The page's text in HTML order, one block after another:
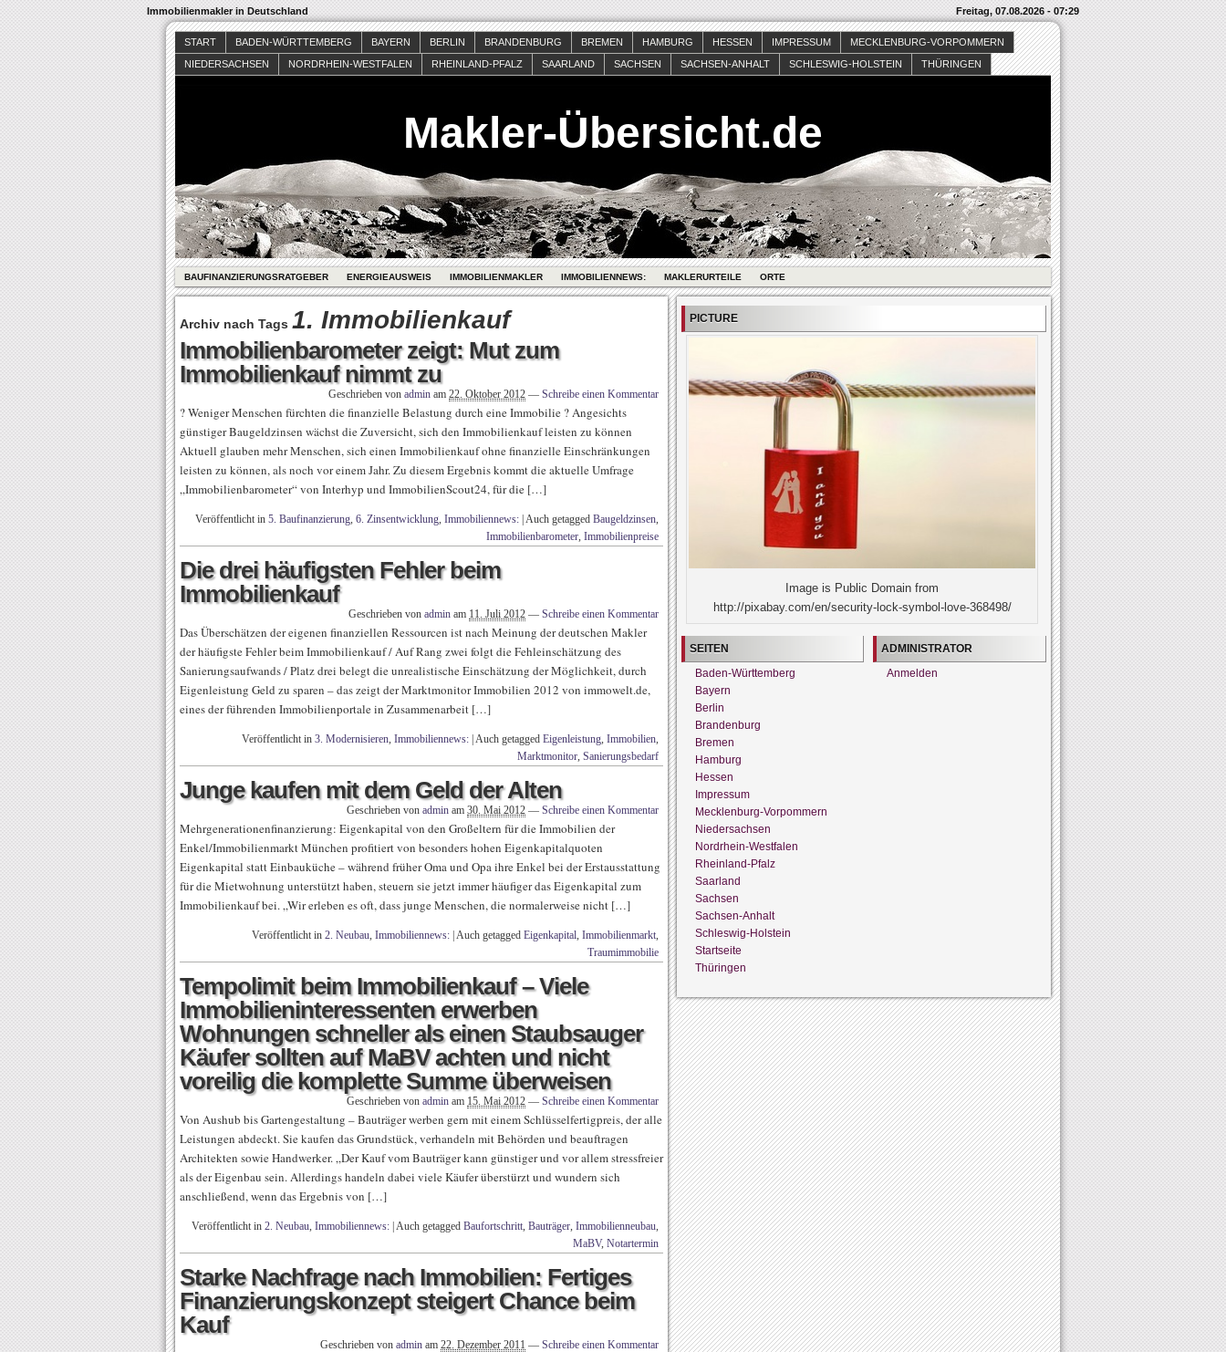
Immobilienmakler in Deutschland Freitag, 07.08.2026 - 07:29
START BADEN-WÜRTTEMBERG BAYERN BERLIN BRANDENBURG BREMEN HAMBURG HESSEN IMPRESSUM
MECKLENBURG-VORPOMMERN
NIEDERSACHSEN
NORDRHEIN-WESTFALEN RHEINLAND-PFALZ SAARLAND SACHSEN SACHSEN-ANHALT SCHLESWIG-HOLSTEIN THÜRINGEN
Makler-Übersicht.de
BAUFINANZIERUNGSRATGEBER ENERGIEAUSWEIS IMMOBILIENMAKLER IMMOBILIENNEWS: MAKLERURTEILE ORTE
Archiv nach Tags 1. Immobilienkauf
Immobilienbarometer zeigt: Mut zum
Immobilienkauf nimmt zu
Geschrieben von admin am 22. Oktober 2012 — Schreibe einen Kommentar
? Weniger Menschen fürchten die finanzielle Belastung durch eine Immobilie ? Angesichts
günstiger Baugeldzinsen wächst die Zuversicht, sich den Immobilienkauf leisten zu können
Aktuell glauben mehr Menschen, sich einen Immobilienkauf ohne finanzielle Einschränkungen
leisten zu können, als noch vor einem Jahr. Zu diesem Ergebnis kommt die aktuelle Umfrage
„Immobilienbarometer“ von Interhyp und ImmobilienScout24, für die […]
Veröffentlicht in 5. Baufinanzierung, 6. Zinsentwicklung, Immobiliennews: Auch getagged Baugeldzinsen,
Immobilienbarometer, Immobilienpreise
Die drei häufigsten Fehler beim
Immobilienkauf
Geschrieben von admin am 11. Juli 2012 — Schreibe einen Kommentar
Das Überschätzen der eigenen finanziellen Ressourcen ist nach Meinung der deutschen Makler
der häufigste Fehler beim Immobilienkauf / Auf Rang zwei folgt die Fehleinschätzung des
Sanierungsaufwands / Platz drei belegt die unrealistische Einschätzung der Möglichkeit, durch
Eigenleistung Geld zu sparen – das zeigt der Marktmonitor Immobilien 2012 von immowelt.de,
eines der führenden Immobilienportale in Zusammenarbeit […]
Veröffentlicht in 3. Modernisieren, Immobiliennews: Auch getagged Eigenleistung, Immobilien,
Marktmonitor, Sanierungsbedarf
Junge kaufen mit dem Geld der Alten
Geschrieben von admin am 30. Mai 2012 — Schreibe einen Kommentar
Mehrgenerationenfinanzierung: Eigenkapital von den Großeltern für die Immobilien der
Enkel/Immobilienmarkt München profitiert von besonders hohen Eigenkapitalquoten
Eigenkapital statt Einbauküche – während früher Oma und Opa ihre Enkel bei der Erstausstattung
für die Mietwohnung unterstützt haben, steuern sie jetzt immer häufiger das Eigenkapital zum
Immobilienkauf bei. „Wir erleben es oft, dass junge Menschen, die normalerweise nicht […]
Veröffentlicht in 2. Neubau, Immobiliennews: Auch getagged Eigenkapital, Immobilienmarkt,
Traumimmobilie
Tempolimit beim Immobilienkauf – Viele
Immobilieninteressenten erwerben
Wohnungen schneller als einen Staubsauger
Käufer sollten auf MaBV achten und nicht
voreilig die komplette Summe überweisen
Geschrieben von admin am 15. Mai 2012 — Schreibe einen Kommentar
Von Aushub bis Gartengestaltung – Bauträger werben gern mit einem Schlüsselfertigpreis, der alle
Leistungen abdeckt. Sie kaufen das Grundstück, verhandeln mit Behörden und beauftragen
Architekten sowie Handwerker. „Der Kauf vom Bauträger kann günstiger und vor allem stressfreier
als der Eigenbau sein. Allerdings handeln dabei viele Käufer überstürzt und wundern sich
anschließend, wenn das Ergebnis von […]
Veröffentlicht in 2. Neubau, Immobiliennews: Auch getagged Baufortschritt, Bauträger, Immobilienneubau,
MaBV, Notartermin
Starke Nachfrage nach Immobilien: Fertiges
Finanzierungskonzept steigert Chance beim
Kauf
Geschrieben von admin am 22. Dezember 2011 — Schreibe einen Kommentar
PICTURE
Image is Public Domain from
http://pixabay.com/en/security-lock-symbol-love-368498/
SEITEN
Baden-Württemberg
Bayern
Berlin
Brandenburg
Bremen
Hamburg
Hessen
Impressum
Mecklenburg-Vorpommern
Niedersachsen
Nordrhein-Westfalen
Rheinland-Pfalz
Saarland
Sachsen
Sachsen-Anhalt
Schleswig-Holstein
Startseite
Thüringen
ADMINISTRATOR
Anmelden